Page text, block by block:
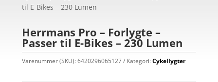
til E-Bikes – 230 Lumen
Herrmans Pro – Forlygte –
Passer til E-Bikes – 230 Lumen
Varenummer (SKU):6420296065127 Kategori:Cykellygter